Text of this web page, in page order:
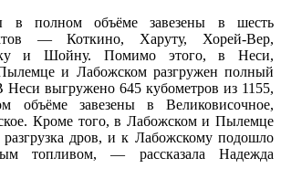
в полном объёме завезены в шесть
— Коткино, Харуту, Хорей-Вер,
и Шойну. Помимо этого, в Неси,
и Лабожском разгружен полный
Неси выгружено 645 кубометров из 1155,
объёме завезены в Великовисочное,
Кроме того, в Лабожском и Пылемце
разгрузка дров, и к Лабожскому подошло
топливом, — рассказала Надежда